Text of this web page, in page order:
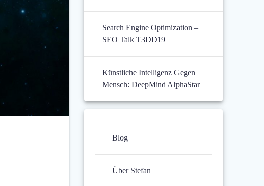
Search Engine Optimization –
SEO Talk T3DD19
Künstliche Intelligenz Gegen
Mensch: DeepMind AlphaStar
Blog
Über Stefan